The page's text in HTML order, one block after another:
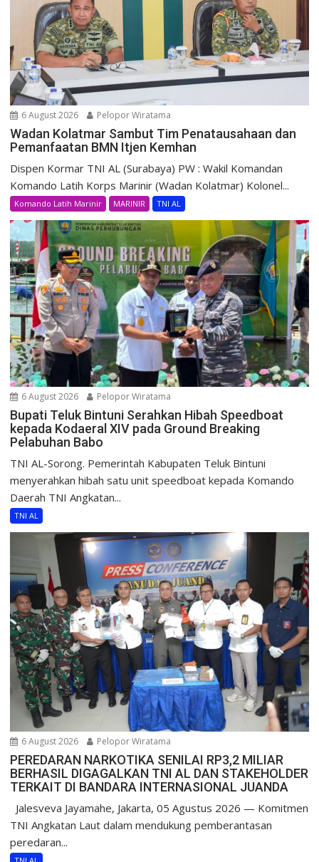
6 August 2026 Pelopor Wiratama
Wadan Kolatmar Sambut Tim Penatausahaan dan
Pemanfaatan BMN Itjen Kemhan
Dispen Kormar TNI AL (Surabaya) PW : Wakil Komandan
Komando Latih Korps Marinir (Wadan Kolatmar) Kolonel...
Komando Latih Marinir MARINIR TNI AL
6 August 2026 Pelopor Wiratama
Bupati Teluk Bintuni Serahkan Hibah Speedboat
kepada Kodaeral XIV pada Ground Breaking
Pelabuhan Babo
TNI AL-Sorong. Pemerintah Kabupaten Teluk Bintuni
menyerahkan hibah satu unit speedboat kepada Komando
Daerah TNI Angkatan...
TNI AL
6 August 2026 Pelopor Wiratama
PEREDARAN NARKOTIKA SENILAI RP3,2 MILIAR
BERHASIL DIGAGALKAN TNI AL DAN STAKEHOLDER
TERKAIT DI BANDARA INTERNASIONAL JUANDA
Jalesveva Jayamahe, Jakarta, 05 Agustus 2026 — Komitmen
TNI Angkatan Laut dalam mendukung pemberantasan
peredaran...